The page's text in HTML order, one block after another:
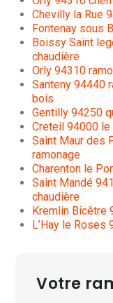
Chevilly la Rue
Fontenay sous
Boissy Saint
chaudière
Orly 94310
Santeny 94440
bois
Gentilly 94250
Creteil 94000
Saint Maur des
ramonage
Charenton le
Saint Mandé
chaudière
Kremlin Bicêtre
L’Hay le Roses
Votre